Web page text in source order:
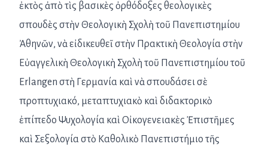
ἐκτὸς ἀπὸ τὶς βασικὲς ὀρθόδοξες θεολογικὲς
σπουδὲς στὴν Θεολογικὴ Σχολὴ τοῦ Πανεπιστημίου
Ἀθηνῶν, νὰ εἰδικευθεῖ στὴν Πρακτικὴ Θεολογία στὴν
Εὐαγγελικὴ Θεολογικὴ Σχολὴ τοῦ Πανεπιστημίου τοῦ
Erlangen στὴ Γερμανία καὶ νὰ σπουδάσει σὲ
προπτυχιακό, μεταπτυχιακὸ καὶ διδακτορικὸ
ἐπίπεδο Ψυχολογία καὶ Οἰκογενειακὲς Ἐπιστῆμες
καὶ Σεξολογία στὸ Καθολικὸ Πανεπιστήμιο τῆς